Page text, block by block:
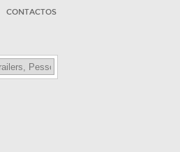
CONTACTOS